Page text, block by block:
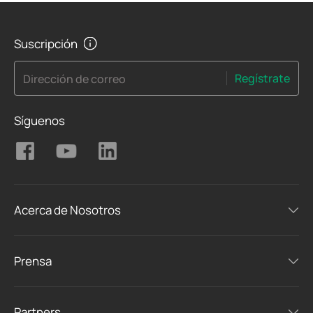
Suscripción
Dirección de correo Regístrate
Síguenos
Acerca de Nosotros
Prensa